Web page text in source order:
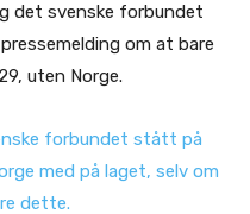
det svenske forbundet
om at bare
uten Norge.
forbundet stått på
med på laget, selv om
dette.